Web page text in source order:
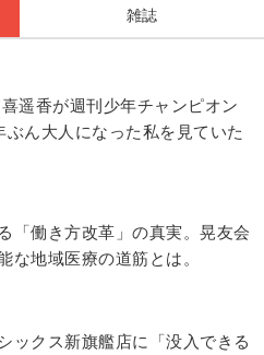
雑誌
遥香が週刊少年チャンピオン
ぶん大人になった私を見ていた
「働き方改革」の真実。晃友会
な地域医療の道筋とは。
ックス新旗艦店に「没入できる